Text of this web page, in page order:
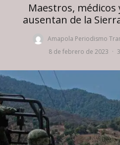
Maestros,
ausentan de la
Amapola Periodismo
8 de febrero de 2023 ·